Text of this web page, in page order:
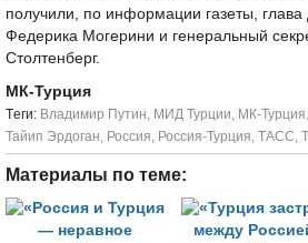
получили, по информации газеты,
Федерика Могерини и генеральный
Столтенберг.
МК-Турция
Tеги: Владимир Путин, МИД Турции, МК-Турция,
Тайип Эрдоган, Россия, Россия-Турция, ТАСС,
Материалы по теме: